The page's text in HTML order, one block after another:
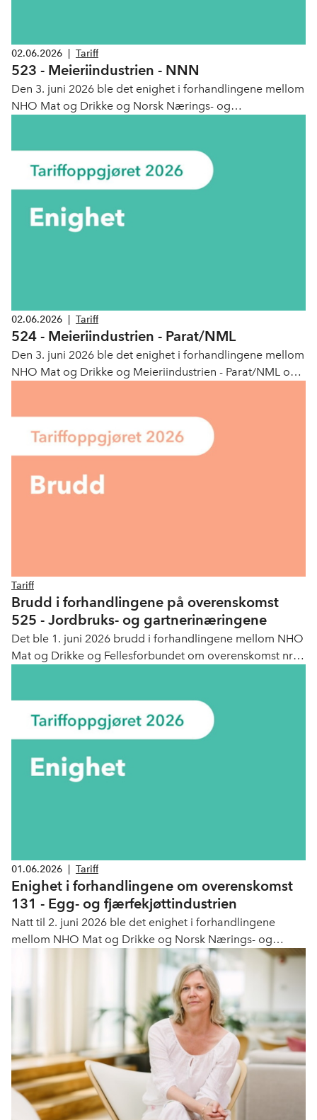
02.06.2026 Tariff
523 - Meieriindustrien - NNN
Den 3. juni 2026 ble det enighet i forhandlingene mellom
NHO Mat og Drikke og Norsk Nærings- og
02.06.2026 Tariff
524 - Meieriindustrien - Parat/NML
Den 3. juni 2026 ble det enighet i forhandlingene mellom
NHO Mat og Drikke og Meieriindustrien - Parat/NML om
Tariff
Brudd i forhandlingene på overenskomst
525 - Jordbruks- og gartnerinæringene
Det ble 1. juni 2026 brudd i forhandlingene mellom NHO
Mat og Drikke og Fellesforbundet om overenskomst nr.
01.06.2026 Tariff
Enighet i forhandlingene om overenskomst
131 - Egg- og fjærfekjøttindustrien
Natt til 2. juni 2026 ble det enighet i forhandlingene
mellom NHO Mat og Drikke og Norsk Nærings- og
Nytelsesmiddelarbeiderforbund (NNN).